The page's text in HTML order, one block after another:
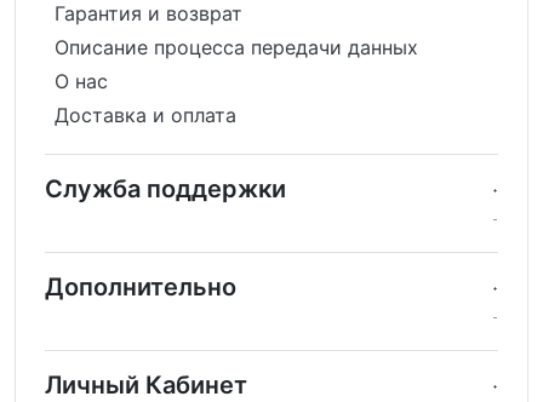
Гарантия и возврат
Описание процесса передачи данных
О нас
Доставка и оплата
Служба поддержки
Дополнительно
Личный Кабинет